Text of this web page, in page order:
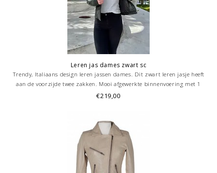
Leren jas dames zwart sc
Trendy, Italiaans design leren jassen dames. Dit zwart leren jasje heeft
aan de voorzijde twee zakken. Mooi afgewerkte binnenvoering met 1
binnenzak.
€219,00